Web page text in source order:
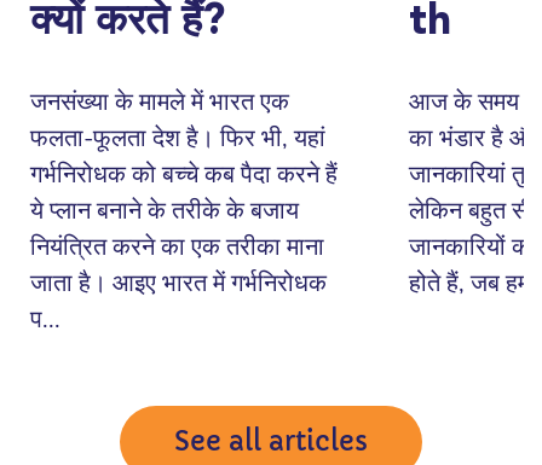
क्यों करते हैं?
जनसंख्या के मामले में भारत एक
फलता-फूलता देश है। फिर भी, यहां
गर्भनिरोधक को बच्चे कब पैदा करने हैं
ये प्लान बनाने के तरीके के बजाय
नियंत्रित करने का एक तरीका माना
जाता है। आइए भारत में गर्भनिरोधक
प...
th
आज के समय में
का भंडार है
जानकारियां
लेकिन बहुत सी
जानकारियों
होते हैं, जब हम
See all articles